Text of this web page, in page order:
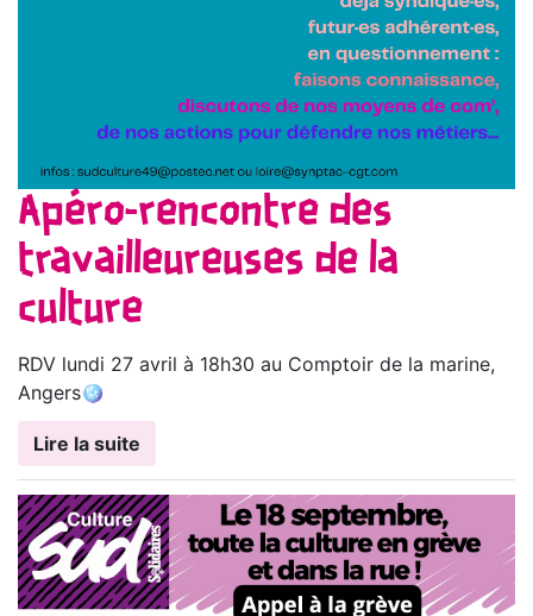
Apéro-rencontre des
travailleureuses de la
culture
RDV lundi 27 avril à 18h30 au Comptoir de la marine,
Angers🪩
Lire la suite